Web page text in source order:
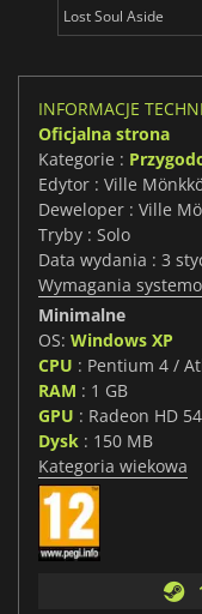
Lost Soul Aside
INFORMACJE
Oficjalna strona
Kategorie :
Edytor : Ville
Deweloper : Ville
Tryby : Solo
Data wydania : 3
Wymagania
Minimalne
OS: Windows XP
CPU : Pentium 4 /
RAM : 1 GB
GPU : Radeon HD
Dysk : 150 MB
Kategoria wiekowa